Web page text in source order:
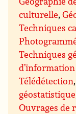
culturelle,
Techniques
Techniques
Télédétection
géostatistique
Ouvrages de